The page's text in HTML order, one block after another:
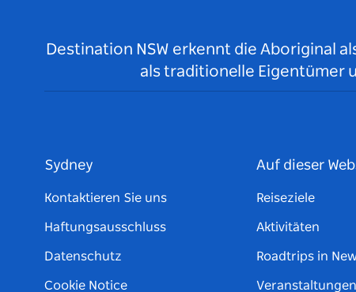
Destination NSW erkennt die Aboriginal
als traditionelle Eigentümer
Sydney
Kontaktieren Sie uns
Haftungsausschluss
Datenschutz
Cookie Notice
Auf dieser
Reiseziele
Aktivitäten
Roadtrips in
Veranstaltungen